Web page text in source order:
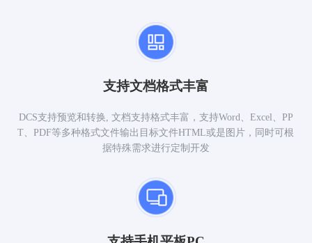
支持文档格式丰富
DCS支持预览和转换, 文档支持格式丰富，支持Word、Excel、PP
T、PDF等多种格式文件输出目标文件HTML或是图片，同时可根
据特殊需求进行定制开发